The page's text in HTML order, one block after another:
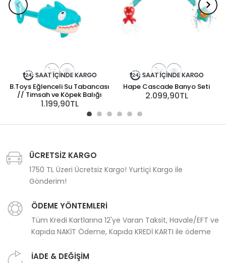
B.Toys Eğlenceli Su Tabancası
// Timsah ve Köpek Balığı
1.199,90TL
Hape Cascade Banyo Seti
2.099,90TL
ÜCRETSİZ KARGO
1750 TL Üzeri Ücretsiz Kargo! Yurtiçi Kargo ile
Gönderim!
ÖDEME YÖNTEMLERİ
Tüm Kredi Kartlarına 12'ye Varan Taksit, Havale/EFT ve
Kapıda NAKİT Ödeme, Kapıda KREDİ KARTI ile ödeme
İADE & DEĞİŞİM